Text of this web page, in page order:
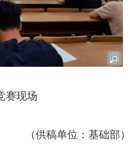
赛现场
（供稿单位：基础部）